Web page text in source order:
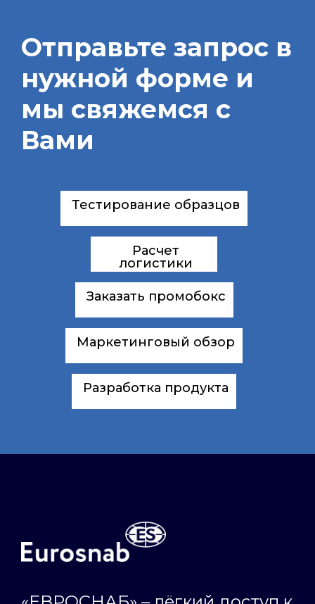
Отправьте запрос в
нужной форме и
мы свяжемся с
Вами
Тестирование образцов
Расчет
логистики
Заказать промобокс
Маркетинговый обзор
Разработка продукта